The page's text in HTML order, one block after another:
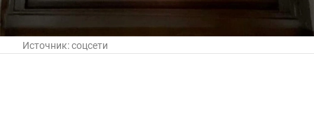
Источник:соцсети